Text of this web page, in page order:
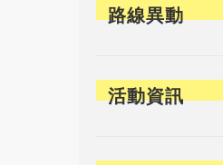
路線異動
活動資訊